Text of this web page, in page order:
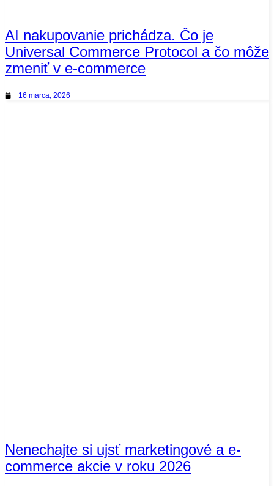
AI nakupovanie prichádza. Čo je
Universal Commerce Protocol a čo môže
zmeniť v e-commerce
16 marca, 2026
Nenechajte si ujsť marketingové a e-
commerce akcie v roku 2026